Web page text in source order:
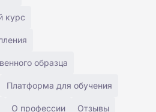
курс
образца
Платформа для обучения
О профессии Отзывы